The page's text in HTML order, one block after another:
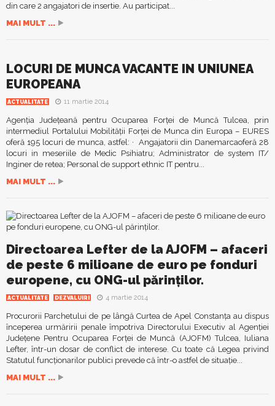
din care 2 angajatori de insertie. Au participat...
MAI MULT ...
LOCURI DE MUNCA VACANTE IN UNIUNEA
EUROPEANA
ACTUALITATE 11 martie 2014
Agenţia Judeţeană pentru Ocuparea Forţei de Muncă Tulcea, prin
intermediul Portalului Mobilităţii Forţei de Munca din Europa – EURES
oferă 195 locuri de munca, astfel: · Angajatorii din Danemarcaoferă 28
locuri in meseriile de Medic Psihiatru; Administrator de system IT/
Inginer de retea; Personal de support ethnic IT pentru...
MAI MULT ...
Directoarea Lefter de la AJOFM – afaceri
de peste 6 milioane de euro pe fonduri
europene, cu ONG-ul părinților.
ACTUALITATE DEZVALUIRI 4 martie 2014
Procurorii Parchetului de pe lângă Curtea de Apel Constanța au dispus
începerea urmăririi penale împotriva Directorului Executiv al Agenției
Județene Pentru Ocuparea Forței de Muncă (AJOFM) Tulcea, Iuliana
Lefter, într-un dosar de conflict de interese. Cu toate că Legea privind
Statutul funcționarilor publici prevede că într-o astfel de situație...
MAI MULT ...